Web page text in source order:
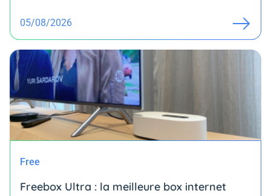
05/08/2026
Free
Freebox Ultra : la meilleure box internet